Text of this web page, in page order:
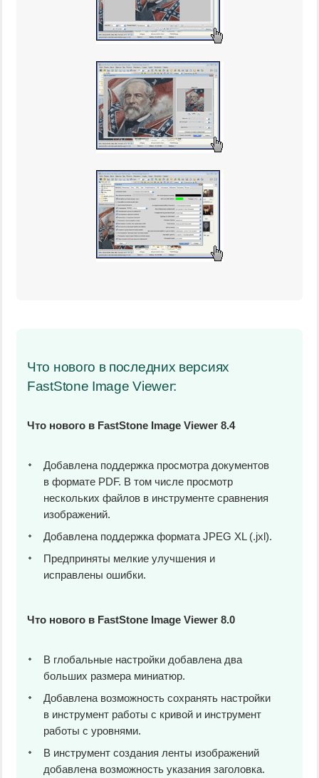
Что нового в последних версиях
FastStone Image Viewer:
Что нового в FastStone Image Viewer 8.4
Добавлена поддержка просмотра документов
в формате PDF. В том числе просмотр
нескольких файлов в инструменте сравнения
изображений.
Добавлена поддержка формата JPEG XL (.jxl).
Предприняты мелкие улучшения и
исправлены ошибки.
Что нового в FastStone Image Viewer 8.0
В глобальные настройки добавлена два
больших размера миниатюр.
Добавлена возможность сохранять настройки
в инструмент работы с кривой и инструмент
работы с уровнями.
В инструмент создания ленты изображений
добавлена возможность указания заголовка.